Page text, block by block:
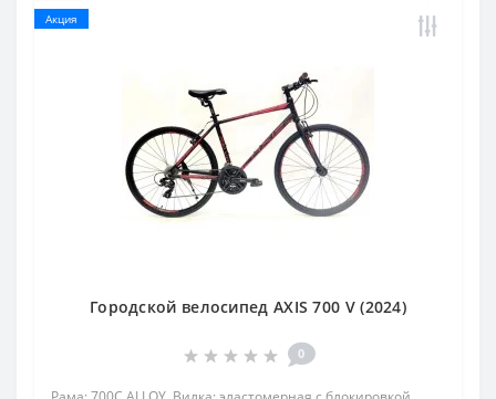
Акция
Городской велосипед AXIS 700 V (2024)
0